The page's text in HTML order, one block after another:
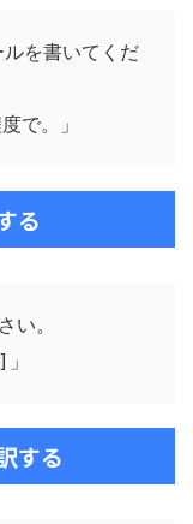
ルを書いてくだ
で。」
る
い。
する